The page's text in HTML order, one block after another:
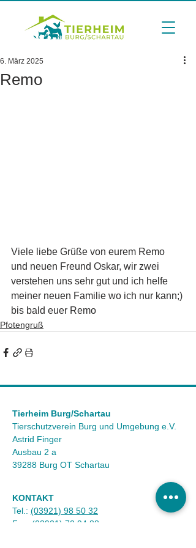
Remo
6. März 2025
Viele liebe Grüße von eurem Remo
und neuen Freund Oskar, wir zwei
verstehen uns sehr gut und ich helfe
meiner neuen Familie wo ich nur kann;)
bis bald euer Remo
Pfotengruß
Tierheim Burg/Schartau
Tierschutzverein Burg und Umgebung e.V.
Astrid Finger
Ausbau 2 a
39288 Burg OT Schartau
KONTAKT
Tel.: (03921) 98 50 32
Fax: (03921) 72 94 88